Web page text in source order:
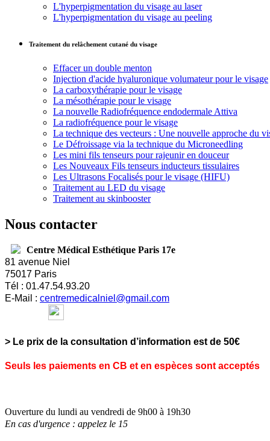
L'hyperpigmentation du visage au laser
L'hyperpigmentation du visage au peeling
Traitement du relâchement cutané du visage
Effacer un double menton
Injection d'acide hyaluronique volumateur pour le visage
La carboxythérapie pour le visage
La mésothérapie pour le visage
La nouvelle Radiofréquence endodermale Attiva
La radiofréquence pour le visage
La technique des vecteurs : Une nouvelle approche du
Le Défroissage via la technique du Microneedling
Les mini fils tenseurs pour rajeunir en douceur
Les Nouveaux Fils tenseurs inducteurs tissulaires
Les Ultrasons Focalisés pour le visage (HIFU)
Traitement au LED du visage
Traitement au skinbooster
Nous contacter
Centre Médical Esthétique Paris 17e
81 avenue Niel
75017 Paris
Tél : 01.47.54.93.20
E-Mail : centremedicalniel@gmail.com
> Le prix de la consultation d’information est de 50€
Seuls les paiements en CB et en espèces sont acceptés
Ouverture du lundi au vendredi de 9h00 à 19h30
En cas d'urgence : appelez le 15